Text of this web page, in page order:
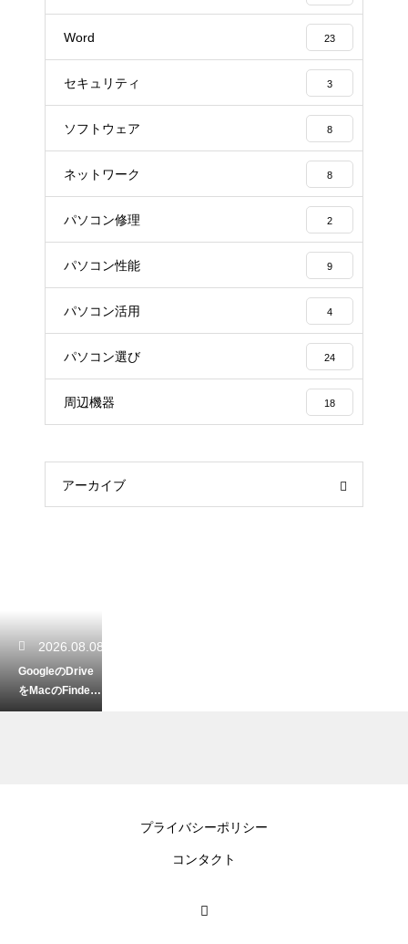
Word 23
セキュリティ 3
ソフトウェア 8
ネットワーク 8
パソコン修理 2
パソコン性能 9
パソコン活用 4
パソコン選び 24
周辺機器 18
アーカイブ
2026.08.08
GoogleのDrive
をMacのFinder
に追加！便利な
プライバシーポリシー
コンタクト